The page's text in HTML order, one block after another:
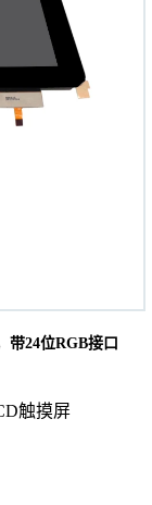
带24位RGB接口
触摸屏